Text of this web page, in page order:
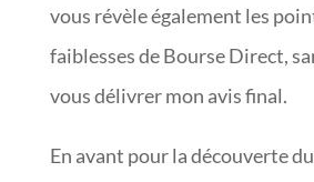
vous révèle également les
faiblesses de Bourse Direct,
vous délivrer mon avis final.
En avant pour la découverte